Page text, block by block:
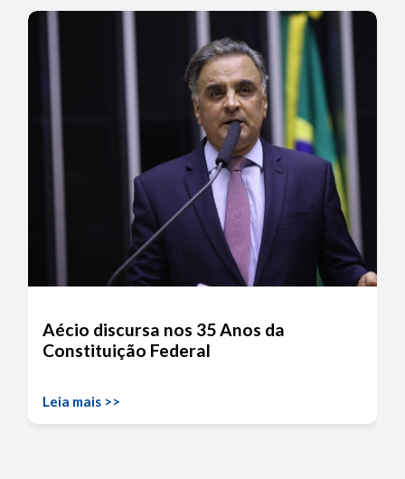
Aécio discursa nos 35 Anos da
Constituição Federal
Leia mais >>